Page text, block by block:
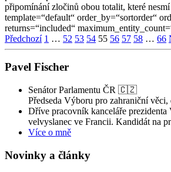
připomínání zločinů obou totalit, které
template=“default“ order_by=“sortorder“
returns=“included“
Stránkování
Předchozí 1 … 52 53 54 55 56 57 58 … 66
Pavel Fischer
Senátor Parlamentu ČR 🇨🇿
Předseda Výboru pro zahraniční věci,
Dříve pracovník kanceláře prezidenta
velvyslanec ve Francii. Kandidát na
Více o mně
Novinky a články